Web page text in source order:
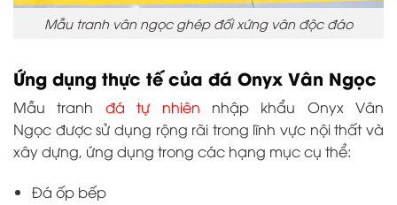
Mẫu tranh vân ngọc ghép đối xứng vân độc đáo
Ứng dụng thực tế của đá Onyx Vân Ngọc
Mẫu tranh đá tự nhiên nhập khẩu Onyx Vân
Ngọc được sử dụng rộng rãi trong lĩnh vực nội thất và
xây dựng, ứng dụng trong các hạng mục cụ thể:
Đá ốp bếp